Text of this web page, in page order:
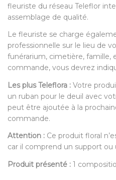
fleuriste du réseau Teleflor
assemblage de qualité.
Le fleuriste se charge
professionnelle sur le lieu de
funérarium, cimetière, famille,
commande, vous devrez
Les plus Teleflora : Votre
un ruban pour le deuil avec
peut être ajoutée à la
commande.
Attention : Ce produit floral
car il comprend un support ou
Produit présenté : 1